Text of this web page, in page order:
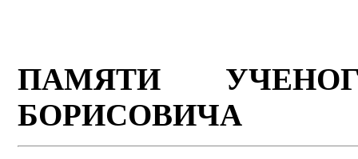
ПАМЯТИ
БОРИСОВИЧА